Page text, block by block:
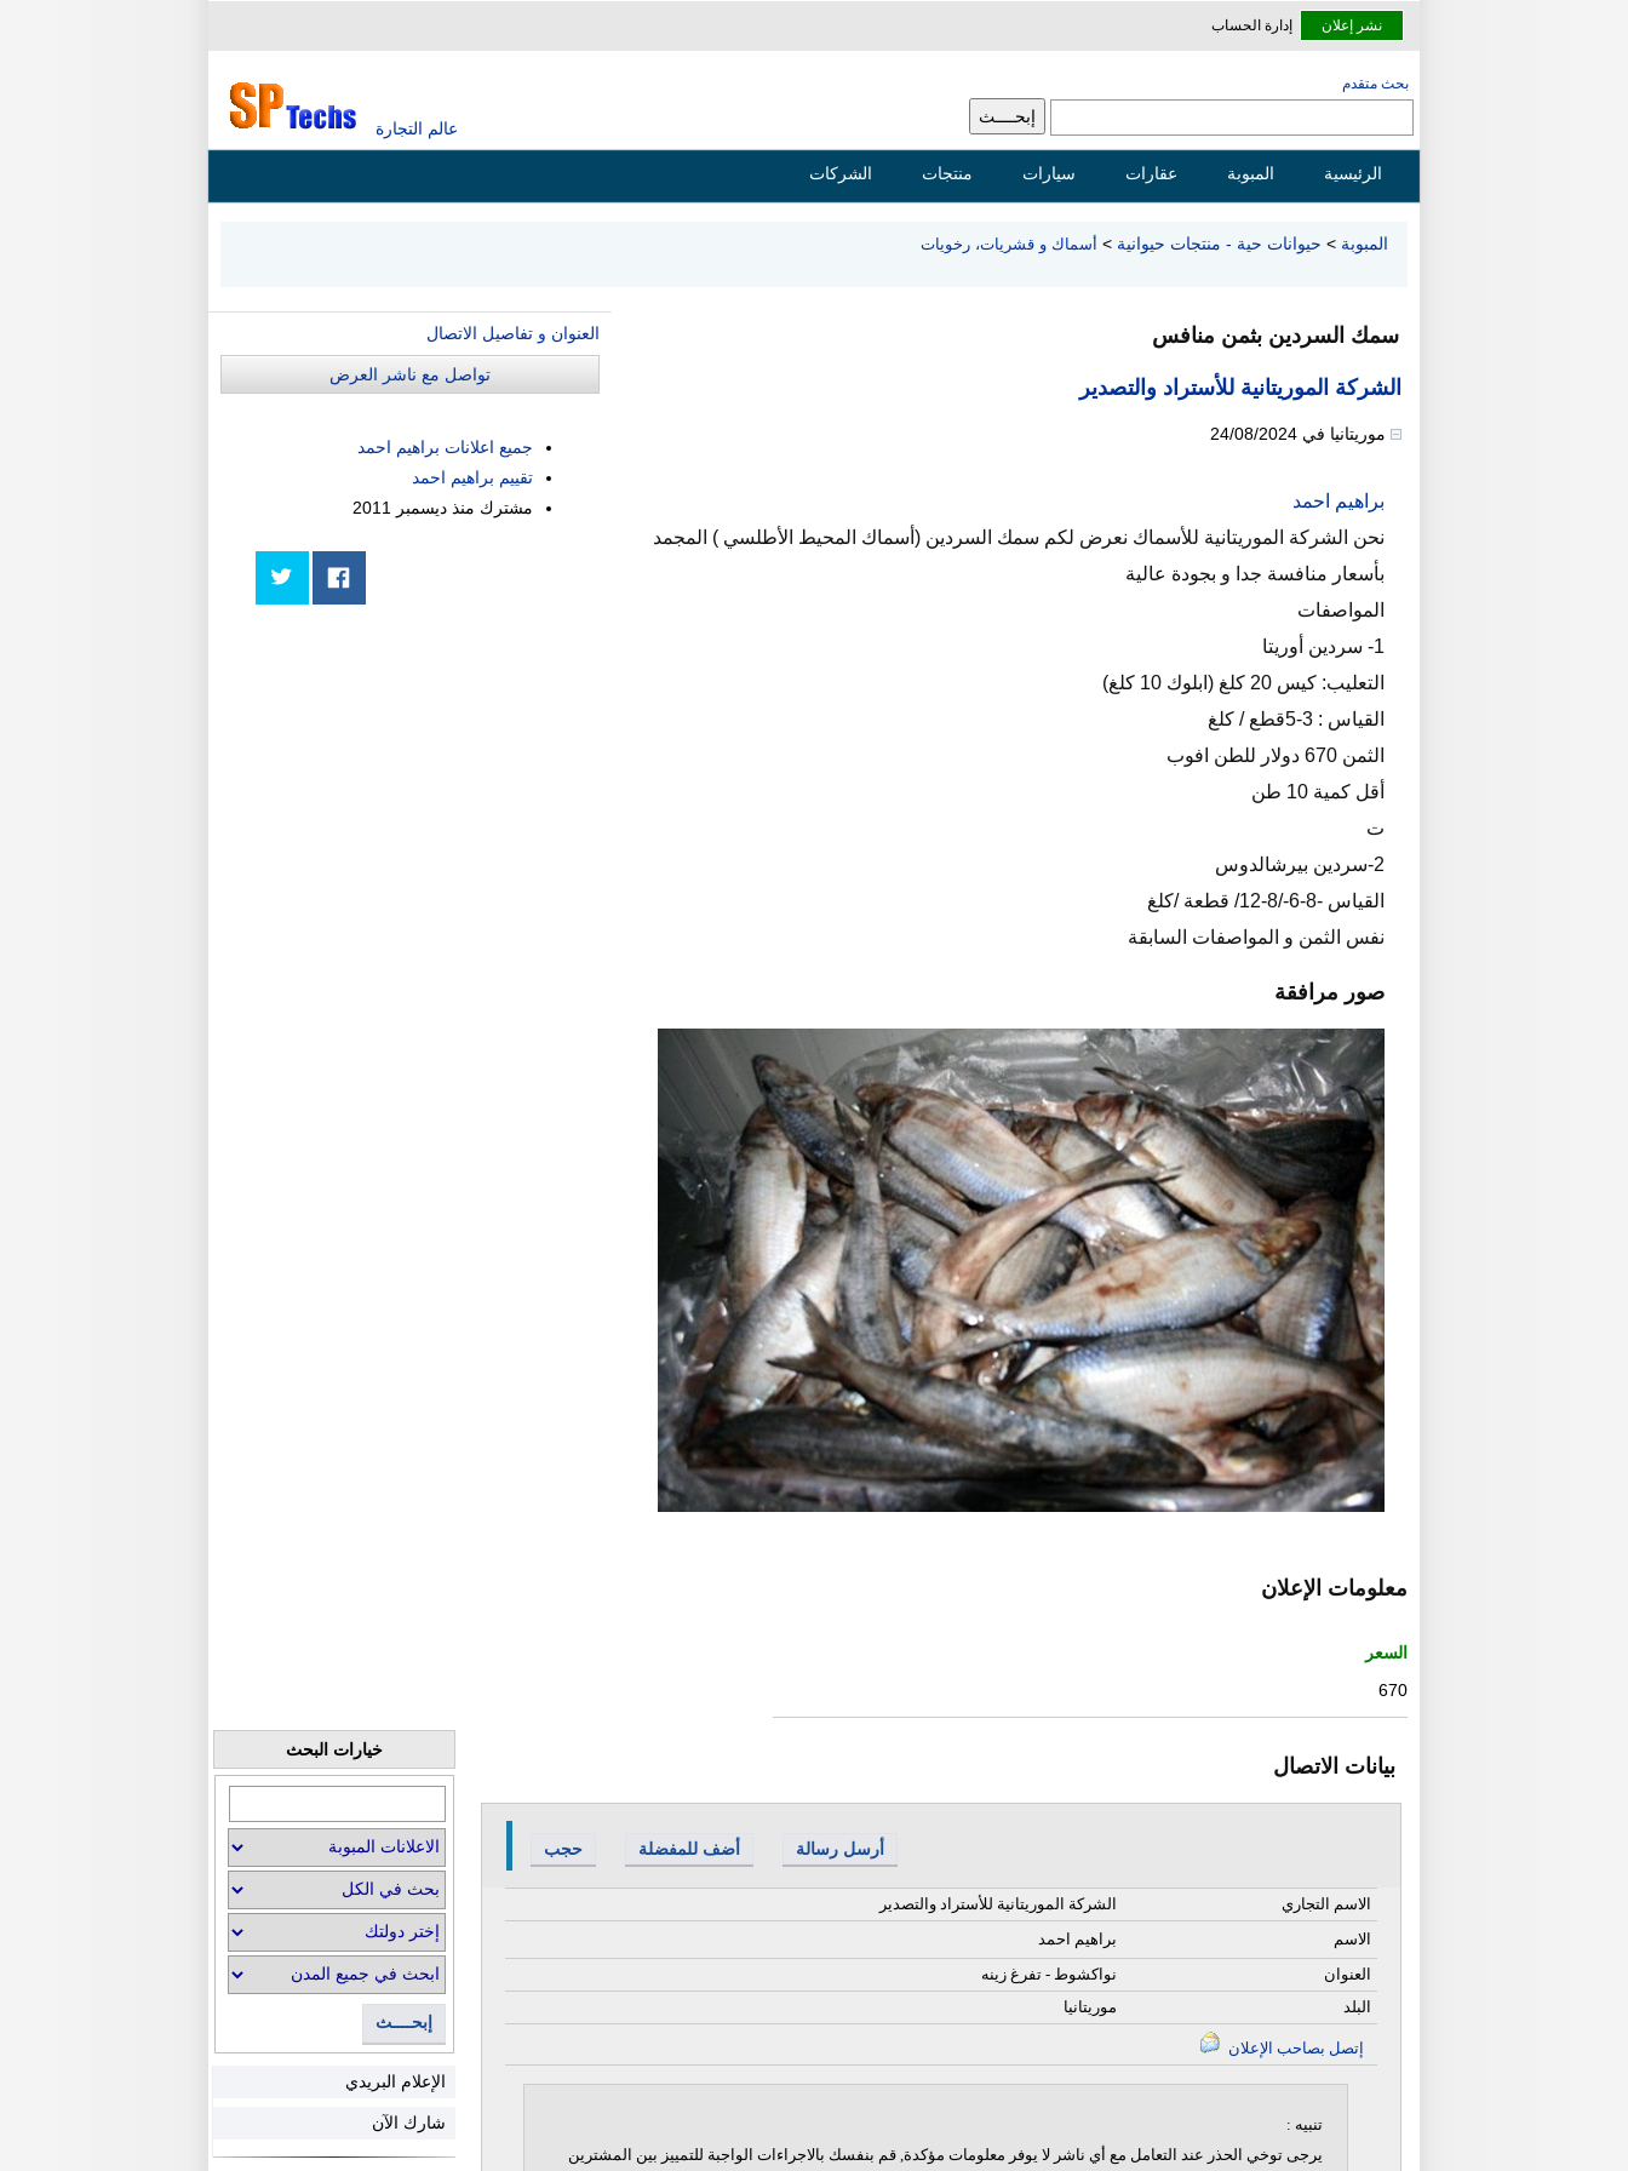
نشر إعلان إدارة الحساب
عالم التجارة
بحث متقدم
الرئيسية المبوبة عقارات سيارات منتجات الشركات
المبوبة > حيوانات حية - منتجات حيوانية > أسماك و قشريات، رخويات
سمك السردين بثمن منافس
الشركة الموريتانية للأستراد والتصدير
موريتانيا في 24/08/2024
براهيم احمد
نحن الشركة الموريتانية للأسماك نعرض لكم سمك السردين (أسماك المحيط الأطلسي ) المجمد
بأسعار منافسة جدا و بجودة عالية
المواصفات
1- سردين أوريتا
التعليب: كيس 20 كلغ (ابلوك 10 كلغ)
القياس : 3-5قطع / كلغ
الثمن 670 دولار للطن افوب
أقل كمية 10 طن
ت
2-سردين بيرشالدوس
القياس -8-6-/8-12/ قطعة /كلغ
نفس الثمن و المواصفات السابقة
صور مرافقة
معلومات الإعلان
السعر
670
العنوان و تفاصيل الاتصال
تواصل مع ناشر العرض
جميع اعلانات براهيم احمد
تقييم براهيم احمد
مشترك منذديسمبر 2011
بيانات الاتصال
حجب أضف للمفضلة أرسل رسالة
الشركة الموريتانية للأستراد والتصدير
الاسم التجاري
براهيم احمد
الاسم
نواكشوط - تفرغ زينه
العنوان
موريتانيا
البلد
تنبيه :
يرجى توخي الحذر عند التعامل مع أي ناشر لا يوفر معلومات مؤكدة, قم بنفسك بالاجراءات الواجبة للتمييز بين المشترين
خيارات البحث
إبحــــث
الإعلام البريدي
شارك الآن